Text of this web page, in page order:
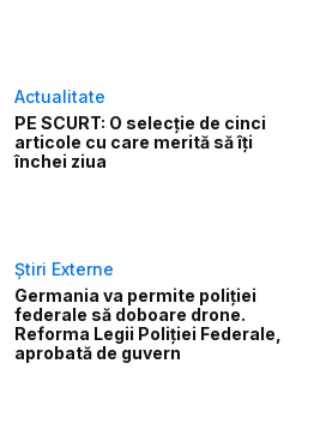
Actualitate
PE SCURT: O selecție de cinci
articole cu care merită să îți
închei ziua
Știri Externe
Germania va permite poliției
federale să doboare drone.
Reforma Legii Poliției Federale,
aprobată de guvern